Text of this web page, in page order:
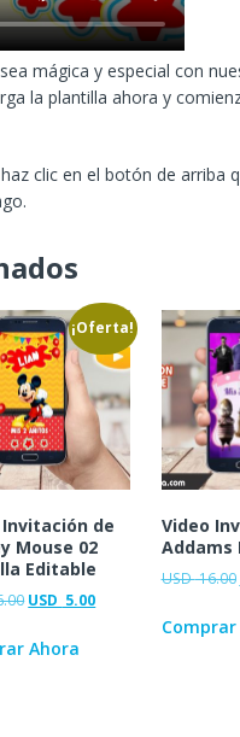
mágica y especial con
la plantilla ahora y
clic en el botón de arriba
¡Oferta!
de
Mouse 02
Editable
USD 5.00
Ahora
Video
Addams
USD16.00